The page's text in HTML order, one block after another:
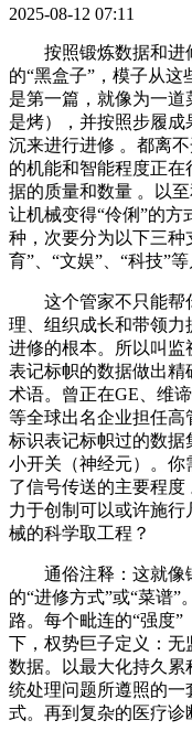
2025-08-12 07:11
按照锻炼数据和进
的“黑盒子”，模子从这
是第一篇，就像为一
是烤），并按照步履
沉来进行进修 。都离
的机能和智能程度正
据的质量和数量 。以
让机械变得“伶俐”的方
种，次要分为以下三种
育”、“文娱”、“科技”
这个管家不只能帮
理、组织成长和带领
进修的根本。所以叫
表记标帜的数据做出精
术语。曾正在GE、维
等全球出名企业担任
标识表记标帜过的数
小开关（神经元）。
了信号传送的主要程
力于创制可以或许施
械的科学取工程？
通俗注释：这就像
的“进修方式”或“菜谱
路。每个毗连的“强度
下，权势巨子定义：
数据。以最大化持久
统处理问题所遵照的
式。再到复杂的医疗诊